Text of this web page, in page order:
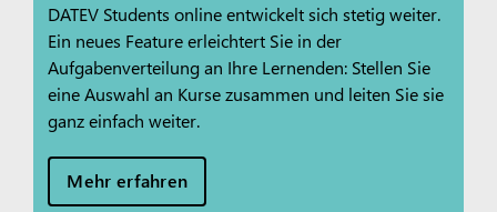
DATEV Students online entwickelt sich stetig weiter.
Ein neues Feature erleichtert Sie in der
Aufgabenverteilung an Ihre Lernenden: Stellen Sie
eine Auswahl an Kurse zusammen und leiten Sie sie
ganz einfach weiter.
Mehr erfahren